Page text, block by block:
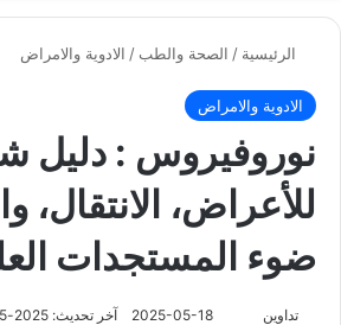
الرئيسية / الصحة والطب / الادوية والامراض
الادوية والامراض
نوروفيروس : دليل
للأعراض، الانتقال،
ضوء المستجدات
تداوين 2025-05-18 آخر تحديث: 2025-05-18